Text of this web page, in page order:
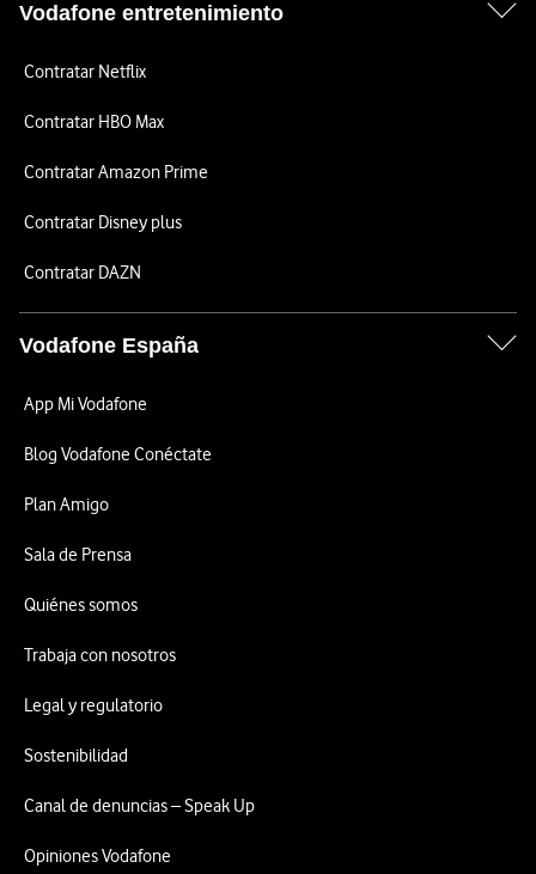
Vodafone entretenimiento
Contratar Netflix
Contratar HBO Max
Contratar Amazon Prime
Contratar Disney plus
Contratar DAZN
Vodafone España
App Mi Vodafone
Blog Vodafone Conéctate
Plan Amigo
Sala de Prensa
Quiénes somos
Trabaja con nosotros
Legal y regulatorio
Sostenibilidad
Canal de denuncias – Speak Up
Opiniones Vodafone